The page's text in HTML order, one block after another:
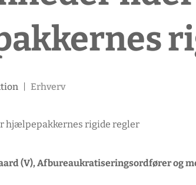
| Erhverv
(V), Afbureaukratiseringsordfører og